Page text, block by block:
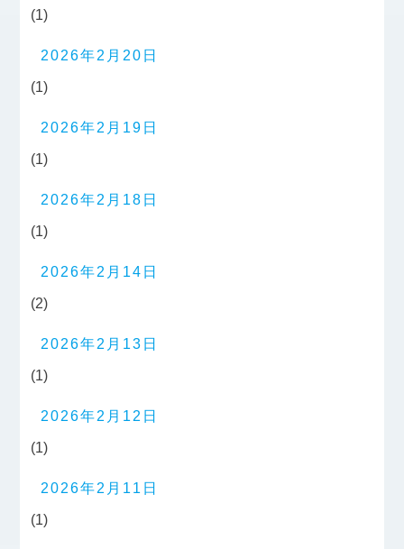
(1)
2026年2月20日
(1)
2026年2月19日
(1)
2026年2月18日
(1)
2026年2月14日
(2)
2026年2月13日
(1)
2026年2月12日
(1)
2026年2月11日
(1)